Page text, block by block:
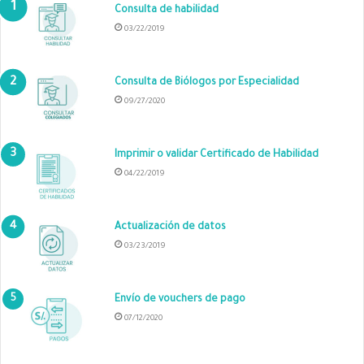
Consulta de habilidad
03/22/2019
Consulta de Biólogos por Especialidad
09/27/2020
Imprimir o validar Certificado de Habilidad
04/22/2019
Actualización de datos
03/23/2019
Envío de vouchers de pago
07/12/2020